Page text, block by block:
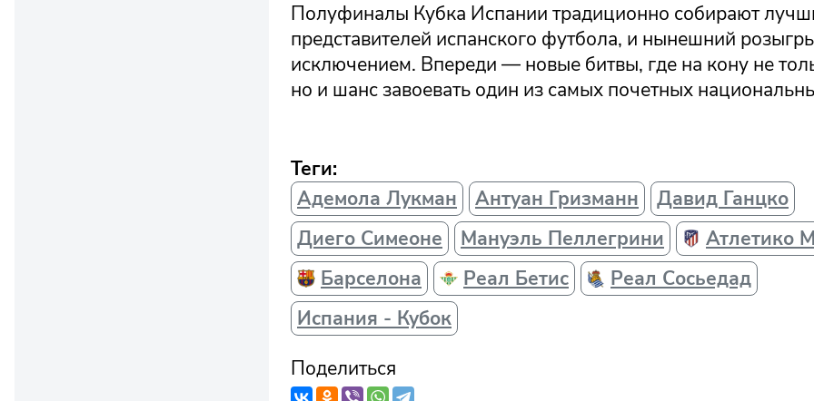
Полуфиналы Кубка Испании традиционно собирают
представителей испанского футбола, и нынешний
исключением. Впереди — новые битвы, где на кону не
но и шанс завоевать один из самых почетных
Теги:
Адемола Лукман
Антуан Гризманн
Давид Ганцко
Диего Симеоне
Мануэль Пеллегрини
Атлетико
Барселона
Реал Бетис
Реал Сосьедад
Испания - Кубок
Поделиться